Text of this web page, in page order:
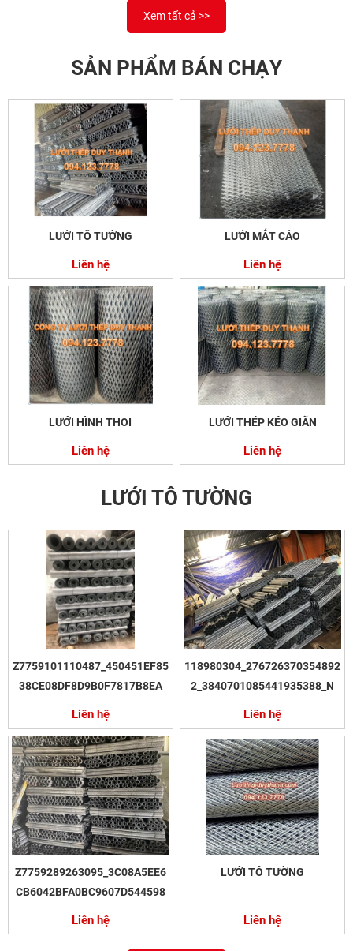
Xem tất cả >>
SẢN PHẨM BÁN CHẠY
LƯỚI TÔ TƯỜNG
Liên hệ
LƯỚI MẮT CÁO
Liên hệ
LƯỚI HÌNH THOI
Liên hệ
LƯỚI THÉP KÉO GIÃN
Liên hệ
LƯỚI TÔ TƯỜNG
Z7759101110487_450451EF85
38CE08DF8D9B0F7817B8EA
Liên hệ
118980304_276726370354892
2_3840701085441935388_N
Liên hệ
Z7759289263095_3C08A5EE6
CB6042BFA0BC9607D544598
Liên hệ
LƯỚI TÔ TƯỜNG
Liên hệ